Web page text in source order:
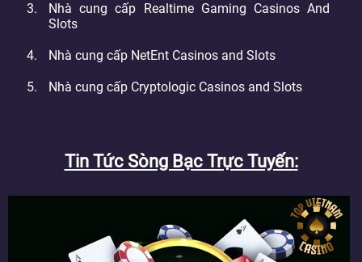
Nhà cung cấp Realtime Gaming Casinos And
Slots
Nhà cung cấp NetEnt Casinos and Slots
Nhà cung cấp Cryptologic Casinos and Slots
Tin Tức Sòng Bạc Trực Tuyến